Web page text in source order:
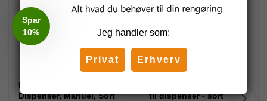
Diversey IntelliCare
Dispenser, Manuel, Sort
til dispenser - sort
Jeg handler som:
Privat Erhverv
Spar
10%